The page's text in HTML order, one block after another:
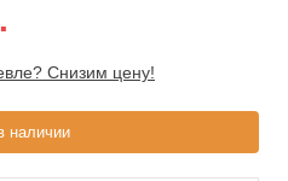
Снизим цену!
наличии